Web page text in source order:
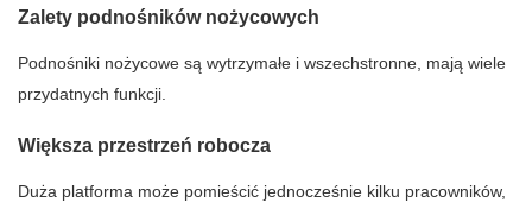
Zalety podnośników nożycowych
Podnośniki nożycowe są wytrzymałe i wszechstronne, mają wiele
przydatnych funkcji.
Większa przestrzeń robocza
Duża platforma może pomieścić jednocześnie kilku pracowników,